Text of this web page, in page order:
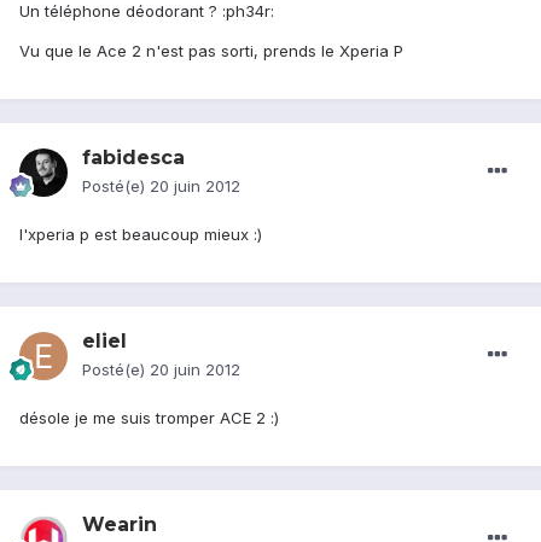
Un téléphone déodorant ? :ph34r:
Vu que le Ace 2 n'est pas sorti, prends le Xperia P
fabidesca
Posté(e) 20 juin 2012
l'xperia p est beaucoup mieux :)
eliel
Posté(e) 20 juin 2012
désole je me suis tromper ACE 2 :)
Wearin